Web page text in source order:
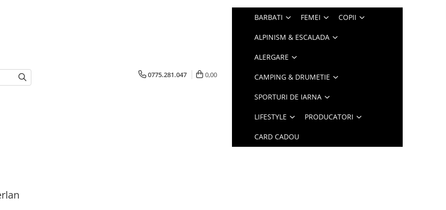
0775.281.047 0,00
BARBATI FEMEI COPII
ALPINISM & ESCALADA
ALERGARE
CAMPING & DRUMETIE
SPORTURI DE IARNA
LIFESTYLE PRODUCATORI
CARD CADOU